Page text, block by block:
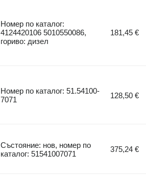
Номер по каталог:
4124420106 5010550086,
гориво: дизел
181,45 €
Номер по каталог: 51.54100-
7071
128,50 €
Състояние: нов, номер по
каталог: 51541007071
375,24 €